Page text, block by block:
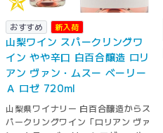
おすすめ 新入荷
山梨ワイン スパークリングワ
イン やや辛口 白百合醸造 ロリ
アン ヴァン・ムスー ベーリー
Ａ ロゼ 720ml
山梨県ワイナリー 白百合醸造からス
パークリングワイン「ロリアン ヴァ